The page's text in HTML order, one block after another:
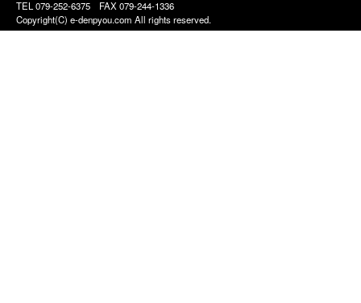
TEL 079-252-6375 FAX 079-244-1336
Copyright(C) e-denpyou.com All rights reserved.